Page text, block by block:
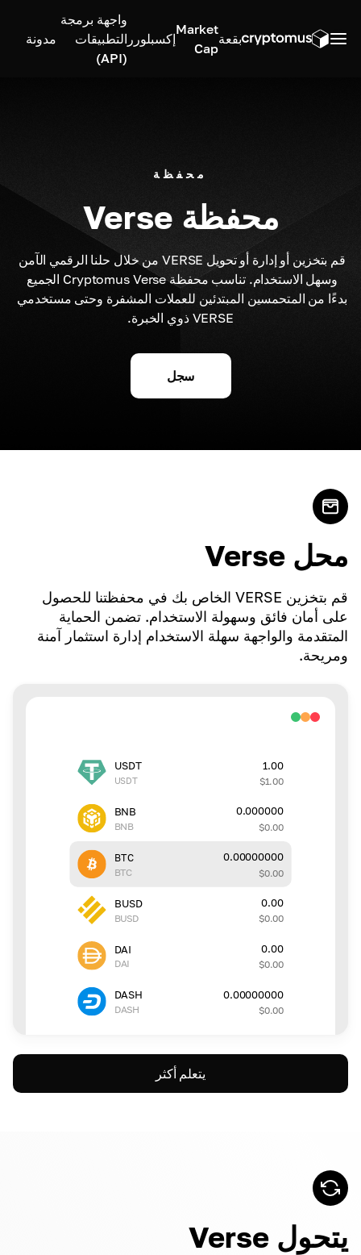
بقعة
Market
Cap
إكسبلورر
واجهة برمجة
التطبيقات
(API)
مدونة
محفظة
محفظة Verse
قم بتخزين أو إدارة أو تحويل VERSE من خلال حلنا الرقمي الآمن
وسهل الاستخدام. تناسب محفظة Cryptomus Verse الجميع
بدءًا من المتحمسين المبتدئين للعملات المشفرة وحتى مستخدمي
VERSE ذوي الخبرة.
سجل
محل Verse
قم بتخزين VERSE الخاص بك في محفظتنا للحصول
على أمان فائق وسهولة الاستخدام. تضمن الحماية
المتقدمة والواجهة سهلة الاستخدام إدارة استثمار آمنة
ومريحة.
USDT
USDT
1.00
$1.00
BNB
BNB
0.000000
$0.00
BTC
BTC
0.00000000
$0.00
BUSD
BUSD
0.00
$0.00
DAI
DAI
0.00
$0.00
DASH
DASH
0.00000000
$0.00
يتعلم أكثر
يتحول Verse